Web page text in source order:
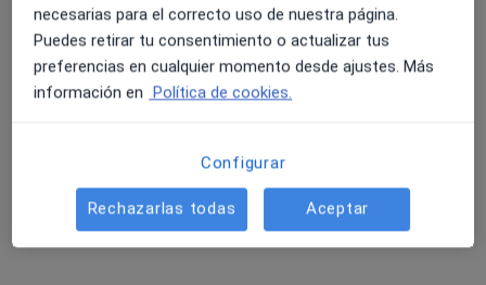
Mostrar perfil
Estos especialistas se encuentran fuera de
Esplugues de Llobregat, Barcelona, en zonas
cercanas a tu búsqueda
necesarias para el correcto uso de nuestra página.
Puedes retirar tu consentimiento o actualizar tus
preferencias en cualquier momento desde ajustes. Más
información en Política de cookies.
Configurar
Rechazarlas todas Aceptar